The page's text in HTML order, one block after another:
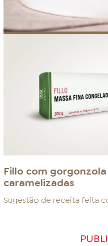
Fillo com
caramelizadas
Sugestão de receita feita